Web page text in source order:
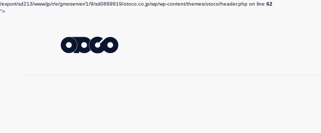
/export/sd213/www/jp/r/e/gmoserver/1/9/sd0899919/otoco.co.jp/wp/wp-content/themes/otoco/header.php on line 62
">